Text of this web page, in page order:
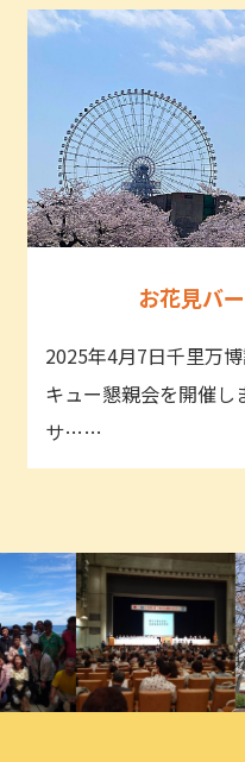
お花見バ
2025年4月7日千里万
キュー懇親会を開催し
サ……